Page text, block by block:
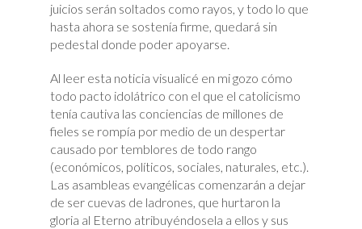
juicios serán soltados como rayos, y todo lo que
hasta ahora se sostenía firme, quedará sin
pedestal donde poder apoyarse.
Al leer esta noticia visualicé en mi gozo cómo
todo pacto idolátrico con el que el catolicismo
tenía cautiva las conciencias de millones de
fieles se rompía por medio de un despertar
causado por temblores de todo rango
(económicos, políticos, sociales, naturales, etc.).
Las asambleas evangélicas comenzarán a dejar
de ser cuevas de ladrones, que hurtaron la
gloria al Eterno atribuyéndosela a ellos y sus